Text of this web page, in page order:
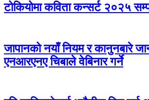
टोकियोमा कविता कन्सर्ट २०२५
जापानको नयाँ नियम र कानुनबारे
एनआरएनए चिबाले वेबिनार गर्ने